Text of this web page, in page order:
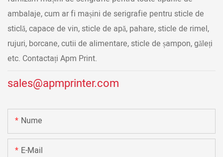
ambalaje, cum ar fi mașini de serigrafie pentru sticle de
sticlă, capace de vin, sticle de apă, pahare, sticle de rimel,
rujuri, borcane, cutii de alimentare, sticle de șampon, găleți
etc. Contactați Apm Print.
sales@apmprinter.com
Nume
E-Mail